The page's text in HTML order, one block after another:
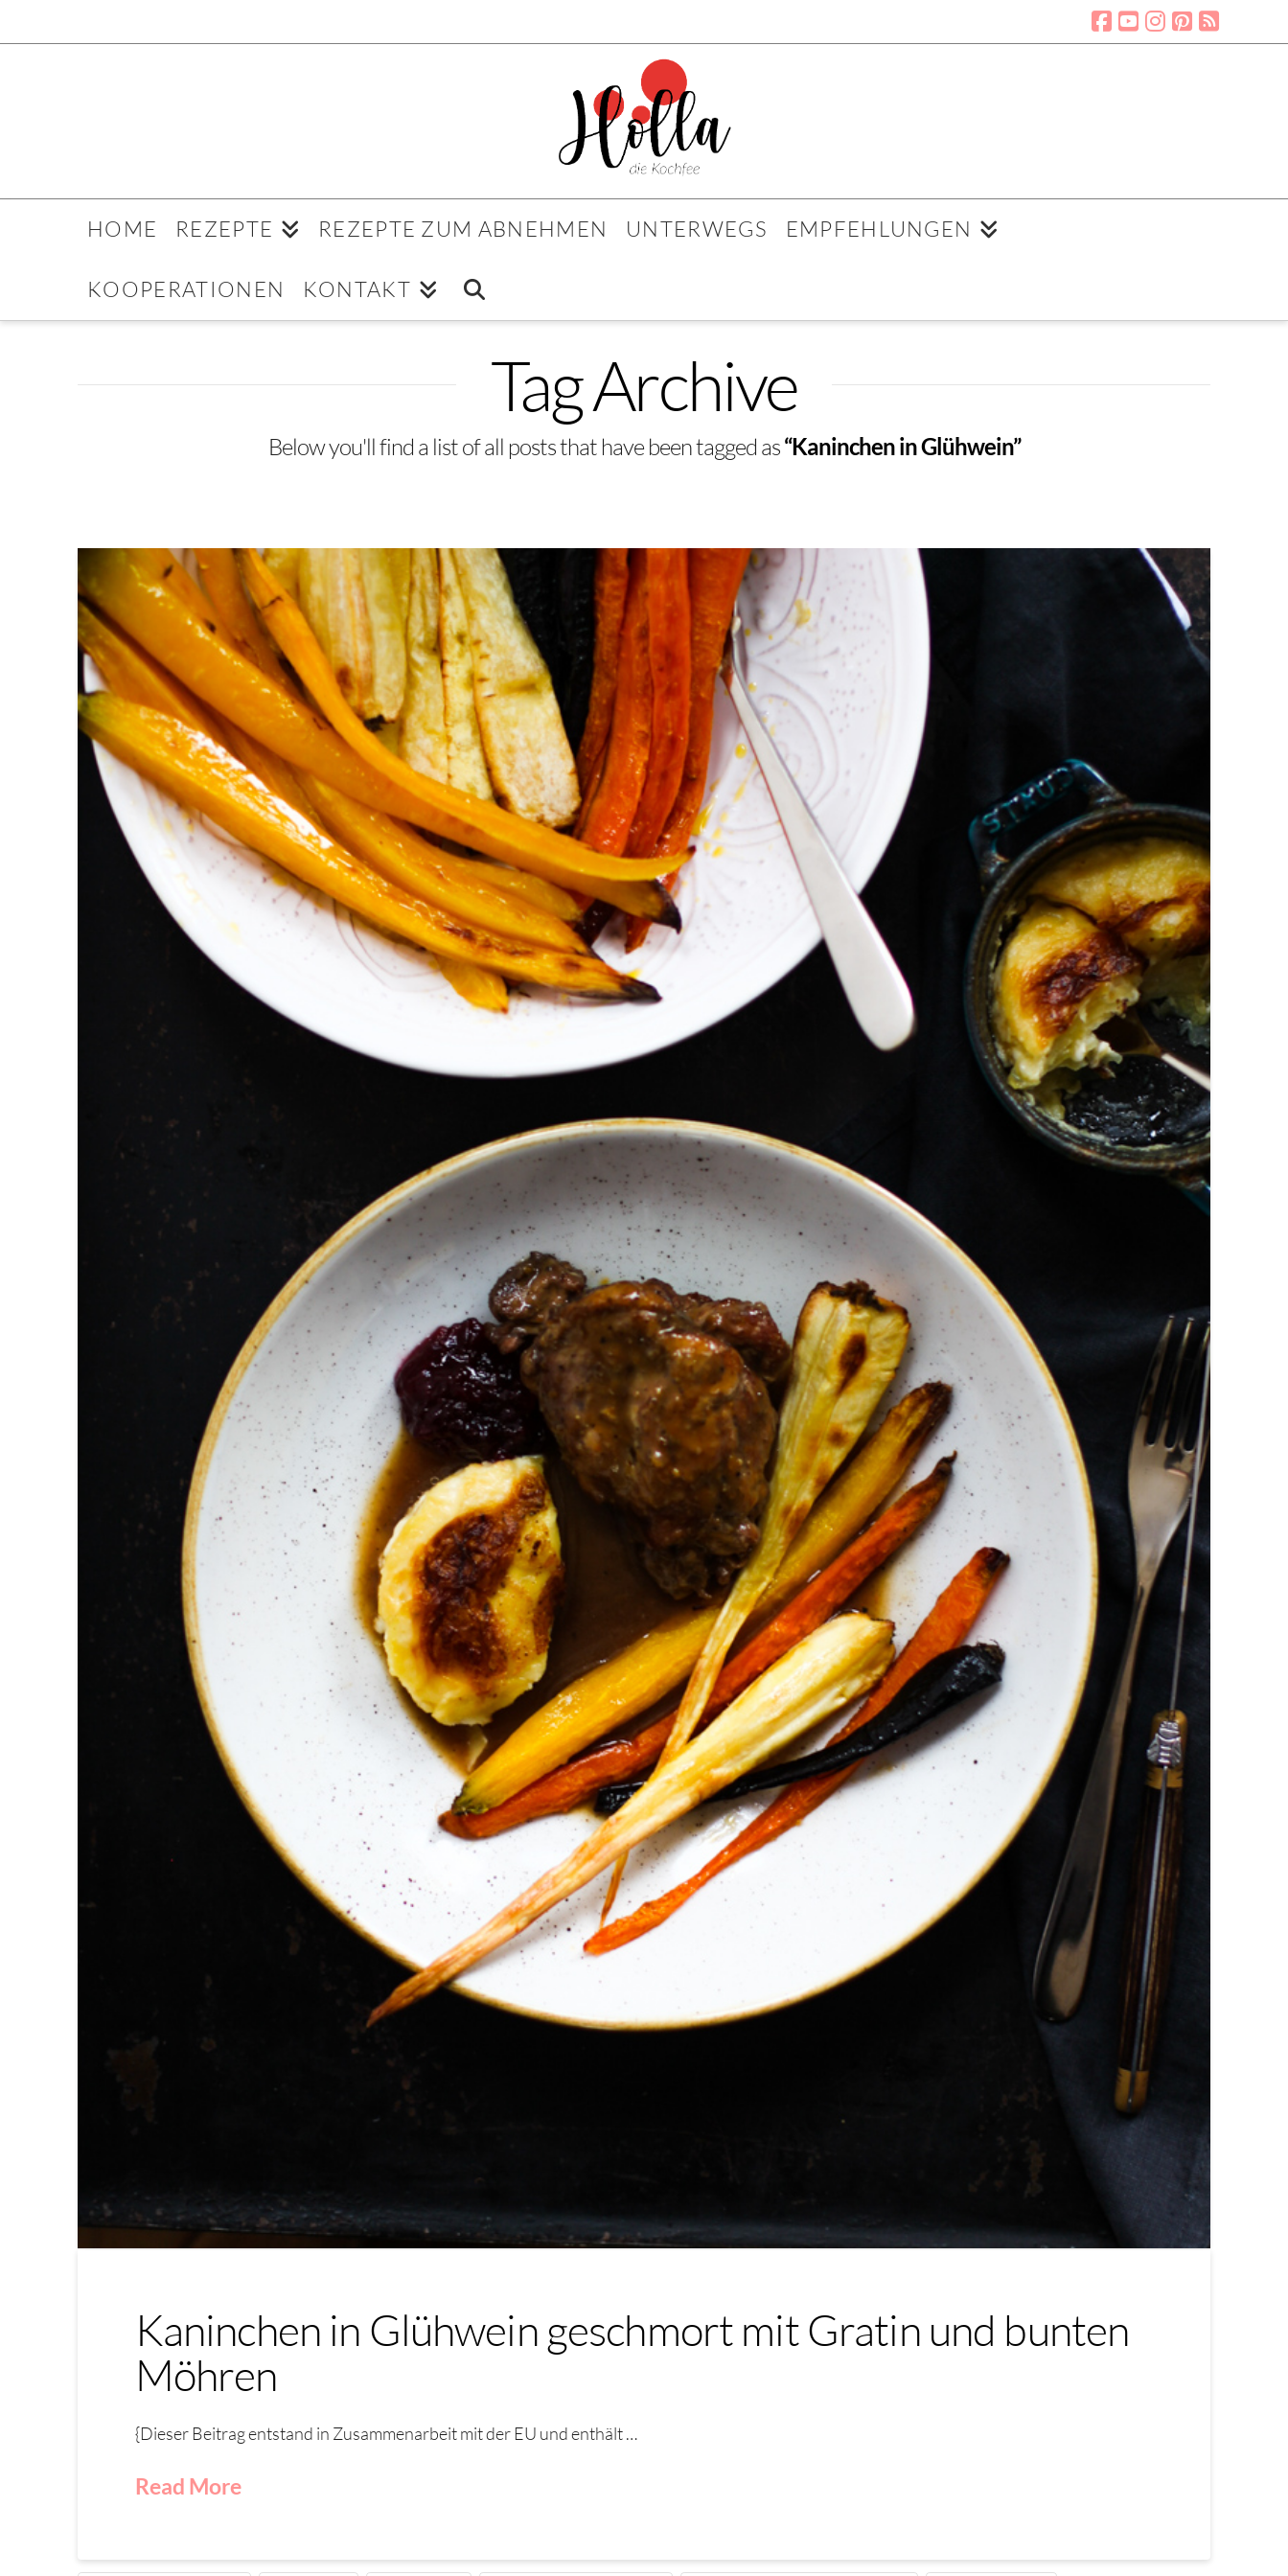
HOME REZEPTE REZEPTE ZUM ABNEHMEN UNTERWEGS EMPFEHLUNGEN
KOOPERATIONEN KONTAKT
Tag Archive
Below you'll find a list of all posts that have been tagged as“Kaninchen in Glühwein”
Kaninchen in Glühwein geschmort mit Gratin und bunten
Möhren
{Dieser Beitrag entstand in Zusammenarbeit mit der EU und enthält …
Read More